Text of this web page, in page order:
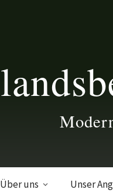
Über uns Unser